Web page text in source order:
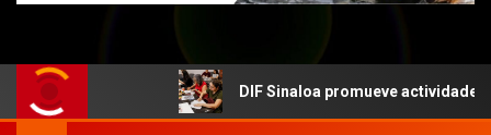
DIF Sinaloa promueve actividades